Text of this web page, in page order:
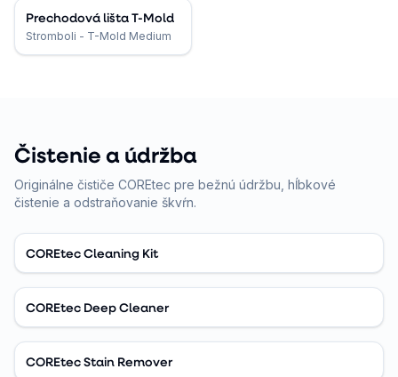
Prechodová lišta T-Mold
Stromboli - T-Mold Medium
Čistenie a údržba
Originálne čističe COREtec pre bežnú údržbu, hĺbkové
čistenie a odstraňovanie škvŕn.
COREtec Cleaning Kit
COREtec Deep Cleaner
COREtec Stain Remover